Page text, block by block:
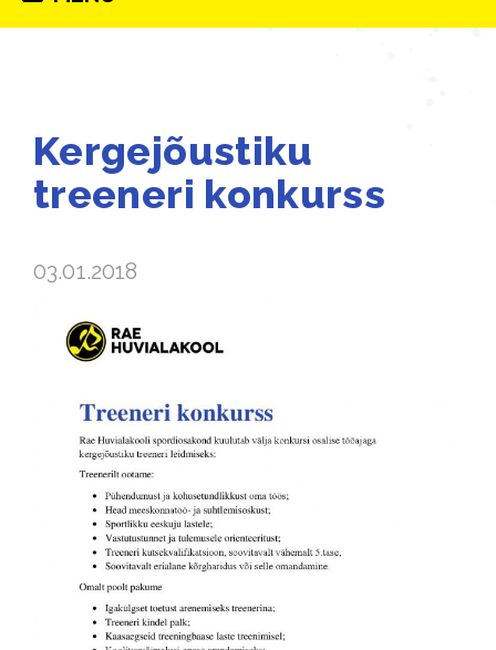
Kergejõustiku
treeneri konkurss
03.01.2018